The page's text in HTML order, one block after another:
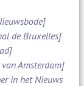
de Bruxelles]
Amsterdam]
in het Nieuws